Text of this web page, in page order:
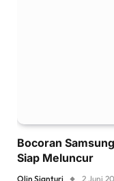
Bocoran
Siap Meluncur
Olin Sianturi 2 Juni